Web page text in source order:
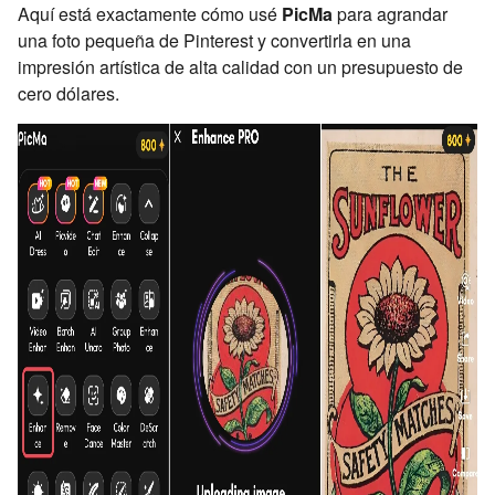
Aquí está exactamente cómo usé PicMapara agrandar
una foto pequeña de Pinterest y convertirla en una
impresión artística de alta calidad con un presupuesto de
cero dólares.